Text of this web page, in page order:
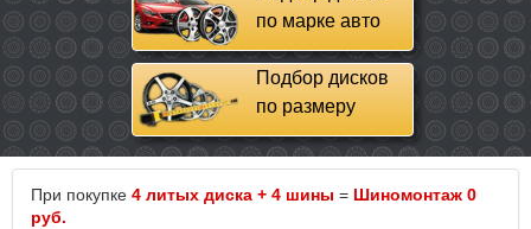
по марке авто
Подбор дисков
по размеру
При покупке 4 литых диска + 4 шины = Шиномонтаж 0
руб.